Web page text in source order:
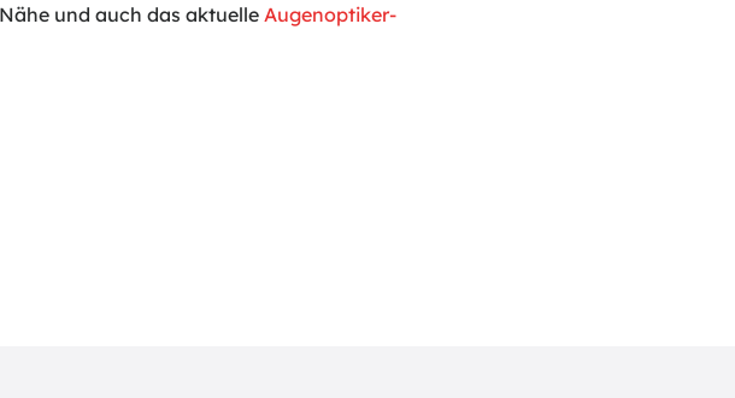
und auch das aktuelleAugenoptiker-